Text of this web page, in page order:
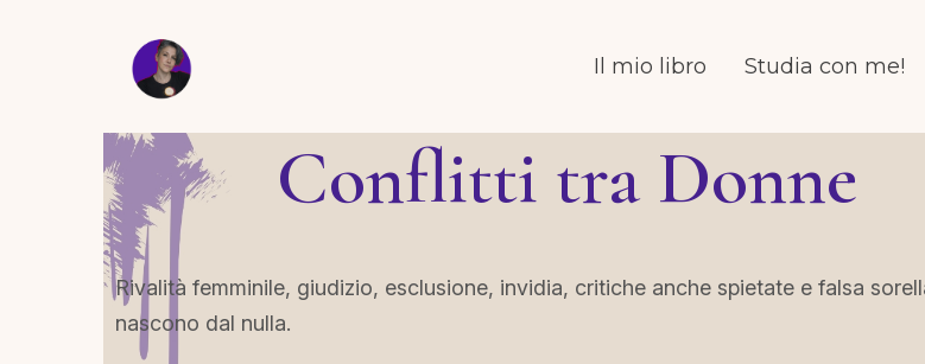
Il mio libro Studia con me!
Conflitti tra Donne
Rivalità femminile, giudizio, esclusione, invidia, critiche anche spietate e falsa
nascono dal nulla.